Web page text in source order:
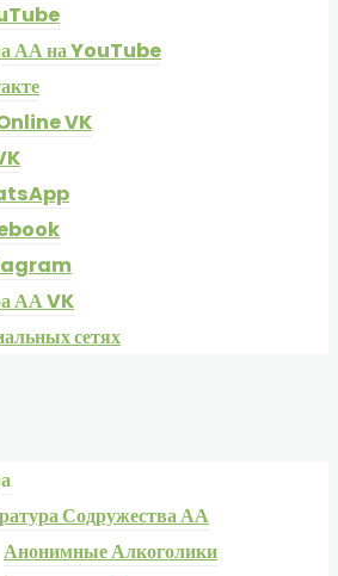
АА на YouTube
VK
АА VK
сетях
Содружества АА
Анонимные Алкоголики